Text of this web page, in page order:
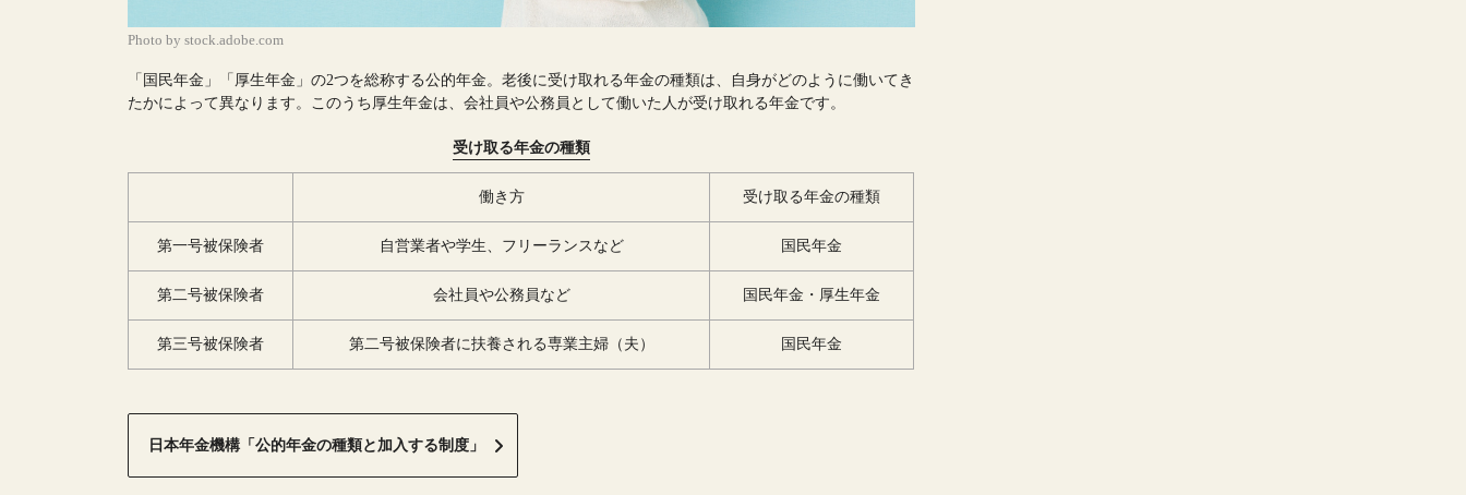
Photo by stock.adobe.com
「国民年金」「厚生年金」の2つを総称する公的年金。老後に受け取れる年金の種類は、自身がどのように働いてき
たかによって異なります。このうち厚生年金は、会社員や公務員として働いた人が受け取れる年金です。
受け取る年金の種類
働き方 受け取る年金の種類
第一号被保険者 自営業者や学生、フリーランスなど 国民年金
第二号被保険者 会社員や公務員など 国民年金・厚生年金
第三号被保険者 第二号被保険者に扶養される専業主婦（夫） 国民年金
日本年金機構「公的年金の種類と加入する制度」